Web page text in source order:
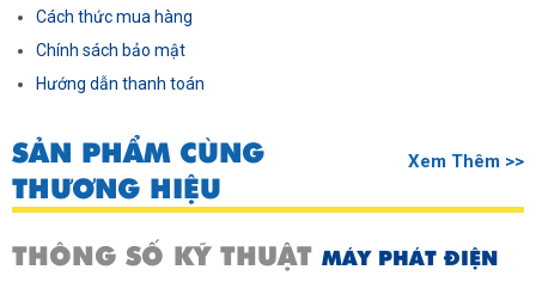
Cách thức mua hàng
Chính sách bảo mật
Hướng dẫn thanh toán
SẢN PHẨM CÙNG
THƯƠNG HIỆU
Xem Thêm >>
THÔNG SỐ KỸ THUẬT MÁY PHÁT ĐIỆN